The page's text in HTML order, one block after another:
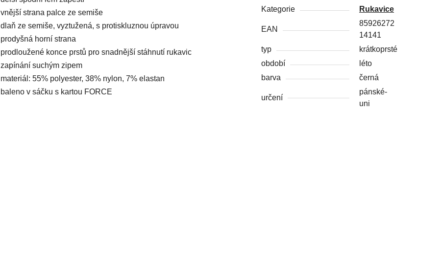
vnější strana palce ze semiše
dlaň ze semiše, vyztužená, s protiskluznou úpravou
prodyšná horní strana
prodloužené konce prstů pro snadnější stáhnutí rukavic
zapínání suchým zipem
materiál: 55% polyester, 38% nylon, 7% elastan
baleno v sáčku s kartou FORCE
Kategorie Rukavice
EAN
85926272
14141
typ
krátkoprsté
období
léto
barva
černá
určení
pánské-
uni